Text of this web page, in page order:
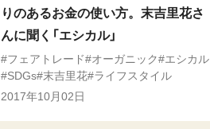
りのあるお金の使い方。末吉里花さ
んに聞く「エシカル」
フェアトレード オーガニック
エシカル
SDGs 末吉里花 ライフスタイル
2017年10月02日